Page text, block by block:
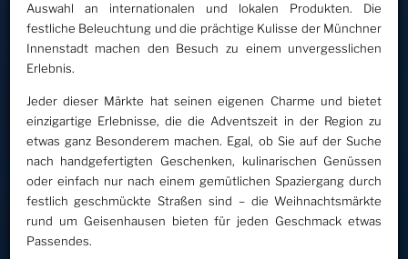
Auswahl an internationalen und lokalen Produkten. Die
festliche Beleuchtung und die prächtige Kulisse der Münchner
Innenstadt machen den Besuch zu einem unvergesslichen
Erlebnis.
Jeder dieser Märkte hat seinen eigenen Charme und bietet
einzigartige Erlebnisse, die die Adventszeit in der Region zu
etwas ganz Besonderem machen. Egal, ob Sie auf der Suche
nach handgefertigten Geschenken, kulinarischen Genüssen
oder einfach nur nach einem gemütlichen Spaziergang durch
festlich geschmückte Straßen sind – die Weihnachtsmärkte
rund um Geisenhausen bieten für jeden Geschmack etwas
Passendes.